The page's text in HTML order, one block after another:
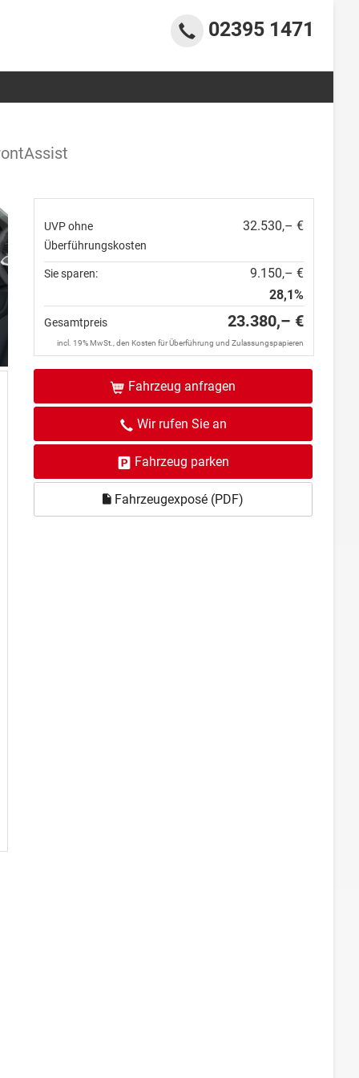
02395 1471
UVP ohne
Überführungskosten
32.530,– €
Sie sparen:
9.150,– €
28,1%
Gesamtpreis 23.380,– €
incl. 19% MwSt., den Kosten für Überführung und Zulassungspapieren
Fahrzeug anfragen
Wir rufen Sie an
Fahrzeug parken
Fahrzeugexposé (PDF)